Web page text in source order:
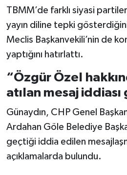
TBMM’de farklı siyasi
yayın diline tepki
Meclis Başkanvekili’nin de
yaptığını hatırlattı.
“Özgür Özel
atılan mesaj iddiası
Günaydın, CHP Genel
Ardahan Göle Belediye
geçtiği iddia edilen
açıklamalarda bulundu.